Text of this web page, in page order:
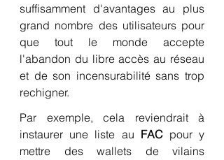
suffisamment d'avantages au plus
grand nombre des utilisateurs pour
que tout le monde accepte
l'abandon du libre accès au réseau
et de son incensurabilité sans trop
rechigner.
Par exemple, cela reviendrait à
instaurer une liste au FAC pour y
mettre des wallets de vilains